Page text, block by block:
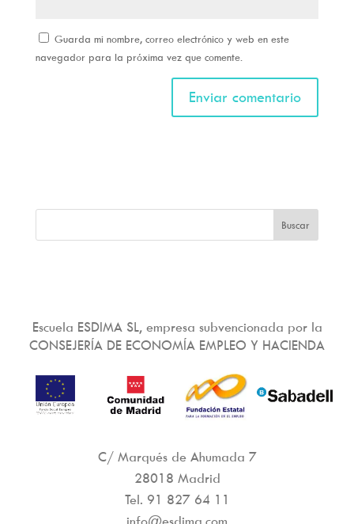
Guarda mi nombre, correo electrónico y web en este
navegador para la próxima vez que comente.
Escuela ESDIMA SL, empresa subvencionada por la
CONSEJERÍA DE ECONOMÍA EMPLEO Y HACIENDA
C/ Marqués de Ahumada 7
28018 Madrid
Tel. 91 827 64 11
info@esdima.com